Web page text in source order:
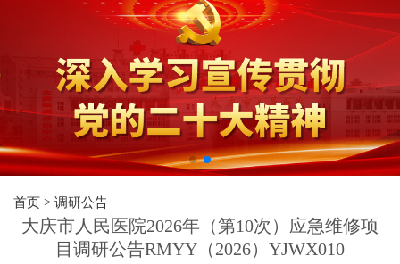
首页 >调研公告
大庆市人民医院2026年（第10次）应急维修项
目调研公告RMYY（2026）YJWX010